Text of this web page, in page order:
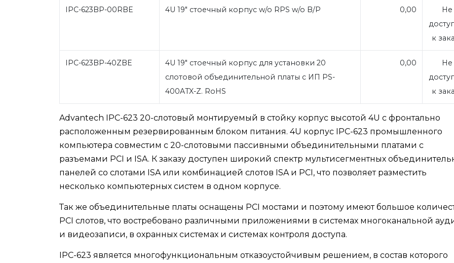
IPC-623BP-00RBE 4U 19" стоечный корпус w/o RPS w/o B/P 0,00
Не
к
IPC-623BP-40ZBE
4U 19" стоечный корпус для установки 20
слотовой объединительной платы с ИП PS-
400ATX-Z. RoHS
0,00
Не
к
Advantech IPC-623 20-слотовый монтируемый в стойку корпус высотой 4U с фронтально
расположенным резервированным блоком питания. 4U корпус IPC-623 промышленного
компьютера совместим с 20-слотовыми пассивными объединительными платами с
разъемами PCI и ISA. К заказу доступен широкий спектр мультисегментных
панелей со слотами ISA или комбинацией слотов ISA и PCI, что позволяет разместить
несколько компьютерных систем в одном корпусе.
Так же объединительные платы оснащены PCI мостами и поэтому имеют большое
PCI слотов, что востребовано различными приложениями в системах многоканальной
и видеозаписи, в охранных системах и системах контроля доступа.
IPC-623 является многофункциональным отказоустойчивым решением, в состав которого